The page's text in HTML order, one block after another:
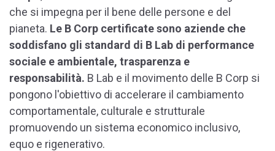
che si impegna per il bene delle persone e del
pianeta. Le B Corp certificate sono aziende che
soddisfano gli standard di B Lab di performance
sociale e ambientale, trasparenza e
responsabilità. B Lab e il movimento delle B Corp si
pongono l'obiettivo di accelerare il cambiamento
comportamentale, culturale e strutturale
promuovendo un sistema economico inclusivo,
equo e rigenerativo.